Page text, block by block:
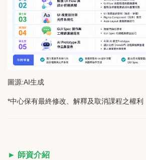
圖源:AI生成
*中心保有最終修改、解釋及取消課程之權利
► 師資介紹